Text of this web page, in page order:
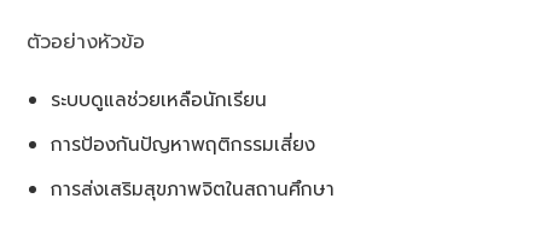
ตัวอย่างหัวข้อ
ระบบดูแลช่วยเหลือนักเรียน
การป้องกันปัญหาพฤติกรรมเสี่ยง
การส่งเสริมสุขภาพจิตในสถานศึกษา